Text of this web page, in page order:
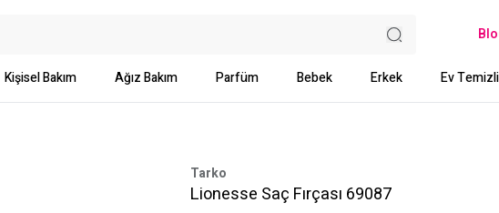
Kişisel Bakım Ağız Bakım Parfüm Bebek Erkek Ev
Tarko
Lionesse Saç Fırçası 69087